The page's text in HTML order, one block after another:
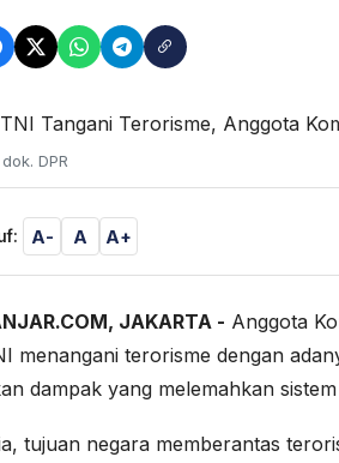
DPR
A- A A+
JAKARTA - Anggota
menangani terorisme dengan
dampak yang melemahkan
tujuan negara memberantas